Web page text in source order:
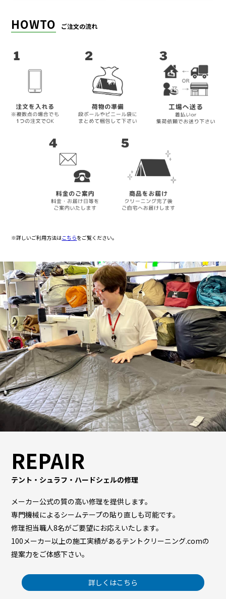
HOWTO ご注文の流れ
※詳しいご利用方法はこちらをご覧ください。
REPAIR
テント・シュラフ・ハードシェルの修理
メーカー公式の質の高い修理を提供します。
専門機械によるシームテープの貼り直しも可能です。
修理担当職人8名がご要望にお応えいたします。
100メーカー以上の施工実績があるテントクリーニング.comの
提案力をご体感下さい。
詳しくはこちら